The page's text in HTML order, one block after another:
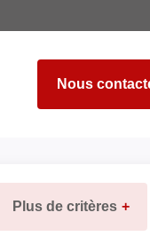
Nous
Plus de critères +